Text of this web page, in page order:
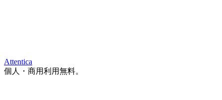
Attentica
個人・商用利用無料。